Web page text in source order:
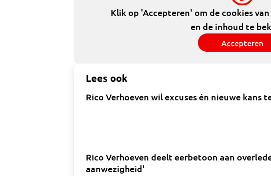
Klik op 'Accepteren' om de cookies van
en de inhoud te
Accepteren
Lees ook
Rico Verhoeven wil excuses én nieuwe kans
Rico Verhoeven deelt eerbetoon aan
aanwezigheid'